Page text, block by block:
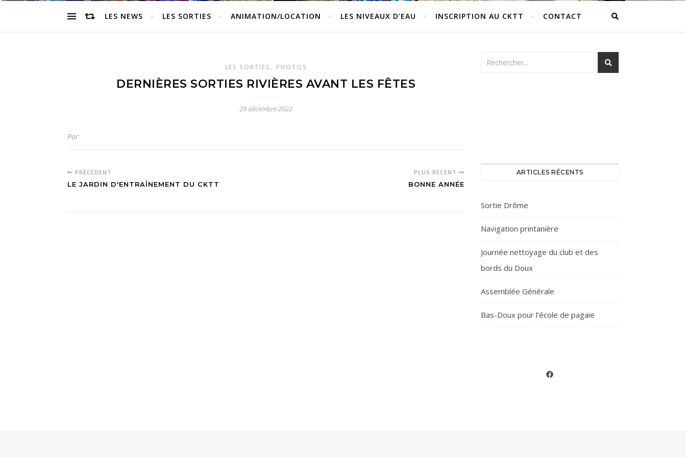
LES NEWS LES SORTIES ANIMATION/LOCATION LES NIVEAUX D’EAU INSCRIPTION AU CKTT CONTACT
LES SORTIES, PHOTOS
DERNIÈRES SORTIES RIVIÈRES AVANT LES FÊTES
29 décembre 2022
Par
PRÉCÉDENT
LE JARDIN D'ENTRAÎNEMENT DU CKTT
PLUS RÉCENT
BONNE ANNÉE
ARTICLES RÉCENTS
Sortie Drôme
Navigation printanière
Journée nettoyage du club et des
bords du Doux
Assemblée Générale
Bas-Doux pour l’école de pagaie
Facebook